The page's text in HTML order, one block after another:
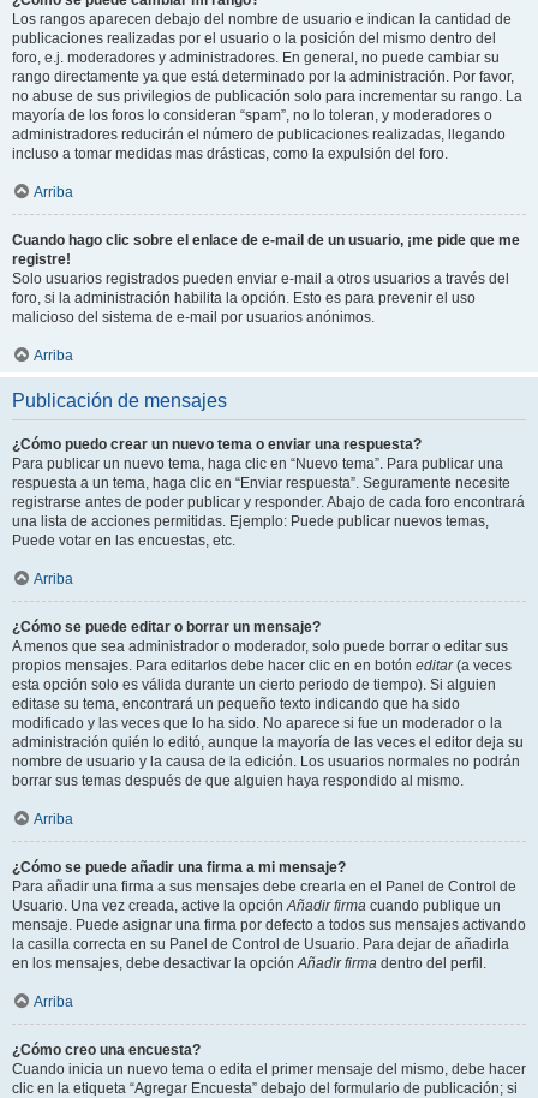
Los rangos aparecen debajo del nombre de usuario e indican la cantidad de
publicaciones realizadas por el usuario o la posición del mismo dentro del
foro, e.j. moderadores y administradores. En general, no puede cambiar su
rango directamente ya que está determinado por la administración. Por favor,
no abuse de sus privilegios de publicación solo para incrementar su rango. La
mayoría de los foros lo consideran “spam”, no lo toleran, y moderadores o
administradores reducirán el número de publicaciones realizadas, llegando
incluso a tomar medidas mas drásticas, como la expulsión del foro.
Arriba
Cuando hago clic sobre el enlace de e-mail de un usuario, ¡me pide que me
registre!
Solo usuarios registrados pueden enviar e-mail a otros usuarios a través del
foro, si la administración habilita la opción. Esto es para prevenir el uso
malicioso del sistema de e-mail por usuarios anónimos.
Arriba
Publicación de mensajes
¿Cómo puedo crear un nuevo tema o enviar una respuesta?
Para publicar un nuevo tema, haga clic en “Nuevo tema”. Para publicar una
respuesta a un tema, haga clic en “Enviar respuesta”. Seguramente necesite
registrarse antes de poder publicar y responder. Abajo de cada foro encontrará
una lista de acciones permitidas. Ejemplo: Puede publicar nuevos temas,
Puede votar en las encuestas, etc.
Arriba
¿Cómo se puede editar o borrar un mensaje?
A menos que sea administrador o moderador, solo puede borrar o editar sus
propios mensajes. Para editarlos debe hacer clic en en botón editar(a veces
esta opción solo es válida durante un cierto periodo de tiempo). Si alguien
editase su tema, encontrará un pequeño texto indicando que ha sido
modificado y las veces que lo ha sido. No aparece si fue un moderador o la
administración quién lo editó, aunque la mayoría de las veces el editor deja su
nombre de usuario y la causa de la edición. Los usuarios normales no podrán
borrar sus temas después de que alguien haya respondido al mismo.
Arriba
¿Cómo se puede añadir una firma a mi mensaje?
Para añadir una firma a sus mensajes debe crearla en el Panel de Control de
Usuario. Una vez creada, active la opciónAñadir firma cuando publique un
mensaje. Puede asignar una firma por defecto a todos sus mensajes activando
la casilla correcta en su Panel de Control de Usuario. Para dejar de añadirla
en los mensajes, debe desactivar la opciónAñadir firma dentro del perfil.
Arriba
¿Cómo creo una encuesta?
Cuando inicia un nuevo tema o edita el primer mensaje del mismo, debe hacer
clic en la etiqueta “Agregar Encuesta” debajo del formulario de publicación; si